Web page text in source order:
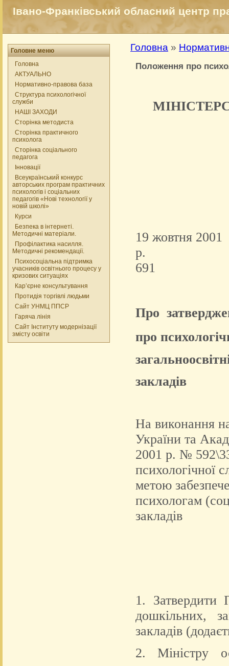
Івано-Франківський обласний центр
Головне меню
Головна
АКТУАЛЬНО
Нормативно-правова база
Структура психологічної
служби
НАШІ ЗАХОДИ
Сторінка методиста
Сторінка практичного
психолога
Сторінка соціального
педагога
Інновації
Всеукраїнський конкурс
авторських програм практичних
психологів і соціальних
педагогів «Нові технології у
новій школі»
Курси
Безпека в інтернеті.
Методичні матеріали.
Профілактика насилля.
Методичні рекомендації.
Психосоціальна підтримка
учасників освітнього процесу у
кризових ситуаціях
Кар’єрне консультування
Протидія торгівлі людьми
Сайт УНМЦ ППСР
Гаряча лінія
Сайт Інституту модернізації
змісту освіти
Головна »
Положення про
19 жовтня 2001
691
Про
про
закладів
На виконання
України та
2001 р. №
психологічної
метою
психологам
закладів
1. Затвердити
дошкільних,
закладів
2. Міністру